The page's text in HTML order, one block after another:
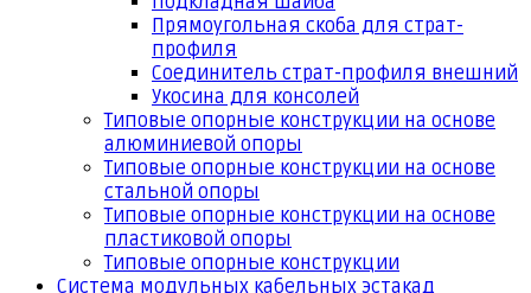
Прямоугольная скоба для страт-
профиля
Соединитель страт-профиля внешний
Укосина для консолей
Типовые опорные конструкции на основе
алюминиевой опоры
Типовые опорные конструкции на основе
стальной опоры
Типовые опорные конструкции на основе
пластиковой опоры
Типовые опорные конструкции
Система модульных кабельных эстакад